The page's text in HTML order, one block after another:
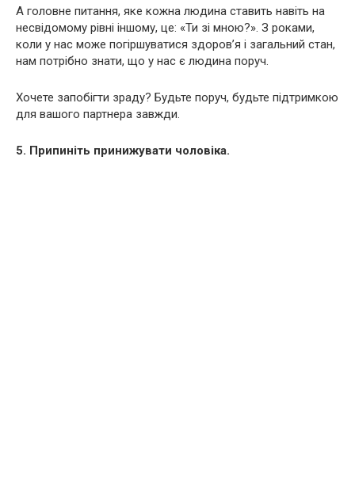
А головне питання, яке кожна людина ставить навіть на
несвідомому рівні іншому, це: «Ти зі мною?». З роками,
коли у нас може погіршуватися здоров’я і загальний стан,
нам потрібно знати, що у нас є людина поруч.
Хочете запобігти зраду? Будьте поруч, будьте підтримкою
для вашого партнера завжди.
5. Припиніть принижувати чоловіка.